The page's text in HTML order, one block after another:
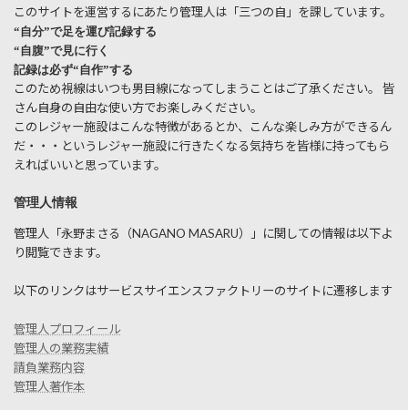
このサイトを運営するにあたり管理人は「三つの自」を課しています。
“自分”で足を運び記録する
“自腹”で見に行く
記録は必ず“自作”する
このため視線はいつも男目線になってしまうことはご了承ください。 皆
さん自身の自由な使い方でお楽しみください。
このレジャー施設はこんな特徴があるとか、こんな楽しみ方ができるん
だ・・・というレジャー施設に行きたくなる気持ちを皆様に持ってもら
えればいいと思っています。
管理人情報
管理人「永野まさる（NAGANO MASARU）」に関しての情報は以下よ
り閲覧できます。
以下のリンクはサービスサイエンスファクトリーのサイトに遷移します
管理人プロフィール
管理人の業務実績
請負業務内容
管理人著作本